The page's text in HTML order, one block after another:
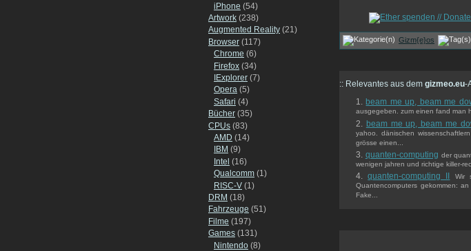
iPhone (54)
Artwork (238)
Augmented Reality (21)
Browser (117)
Chrome (6)
Firefox (34)
IExplorer (7)
Opera (5)
Safari (4)
Bücher (35)
CPUs (83)
AMD (14)
IBM (9)
Intel (16)
Qualcomm (1)
RISC-V (1)
DRM (18)
Fahrzeuge (51)
Filme (197)
Games (131)
Nintendo (8)
Gizm{e}os
:: Relevantes aus dem gizmeo.eu-
beam me up, beam me
ausgegeben. zum einen fand man
beam me up, beam me
yahoo. dänischen
grösse einen...
quanten-computing der
wenigen jahren und richtige killer-
quanten-computing II
Wir
Quantencomputers gekommen:
Fake...